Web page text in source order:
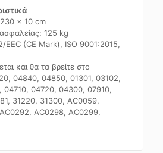
230 x 10 cm
125 kg
EEC (CE Mark), ISO 9001:2015,
και θα τα βρείτε στο
04840, 04850, 01301, 03102,
04710, 04720, 04300, 07910,
31220, 31300, AC0059,
AC0298, AC0299,